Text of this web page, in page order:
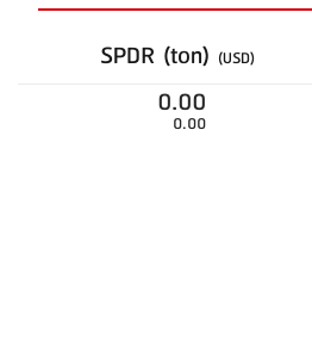
SPDR (ton) (USD)
0.00
0.00